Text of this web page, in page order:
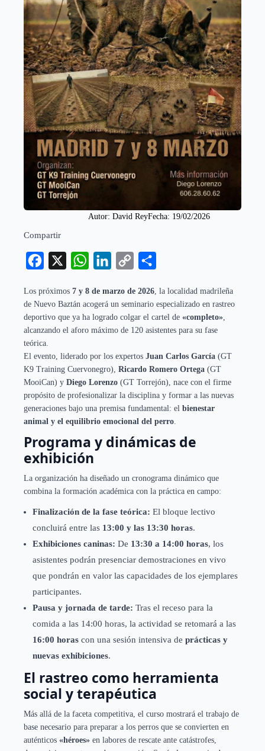
Autor: David ReyFecha: 19/02/2026
Compartir
Facebook WhatsAppLinkedInCopy
Los próximos 7 y 8 de marzo de 2026 , la localidad madrileña
de Nuevo Baztán acogerá un seminario especializado en rastreo
deportivo que ya ha logrado colgar el cartel de «completo»
alcanzando el aforo máximo de 120 asistentes para su fase
teórica.
El evento, liderado por los expertos Juan Carlos García (GT
K9 Training Cuervonegro), Ricardo Romero Ortega (GT
MooiCan) y Diego Lorenzo (GT Torrejón), nace con el firme
propósito de profesionalizar la disciplina y formar a las nuevas
generaciones bajo una premisa fundamental: el bienestar
animal y el equilibrio emocional del perro
Programa y dinámicas de
exhibición
La organización ha diseñado un cronograma dinámico que
combina la formación académica con la práctica en campo:
Finalización de la fase teórica: El bloque lectivo
concluirá entre las 13:00 y las 13:30 horas.
Exhibiciones caninas: De 13:30 a 14:00 horas, los
asistentes podrán presenciar demostraciones en vivo
que pondrán en valor las capacidades de los ejemplares
participantes.
Pausa y jornada de tarde: Tras el receso para la
comida a las 14:00 horas, la actividad se retomará a las
16:00 horas con una sesión intensiva de prácticas y
nuevas exhibiciones.
El rastreo como herramienta
social y terapéutica
Más allá de la faceta competitiva, el curso mostrará el trabajo de
base necesario para preparar a los perros que se convierten en
auténticos «héroes» en labores de rescate ante catástrofes,